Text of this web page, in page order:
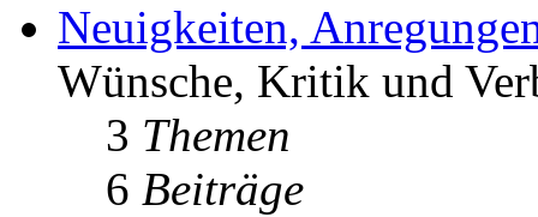
Neuigkeiten,
Wünsche, Kritik und
3 Themen
6 Beiträge